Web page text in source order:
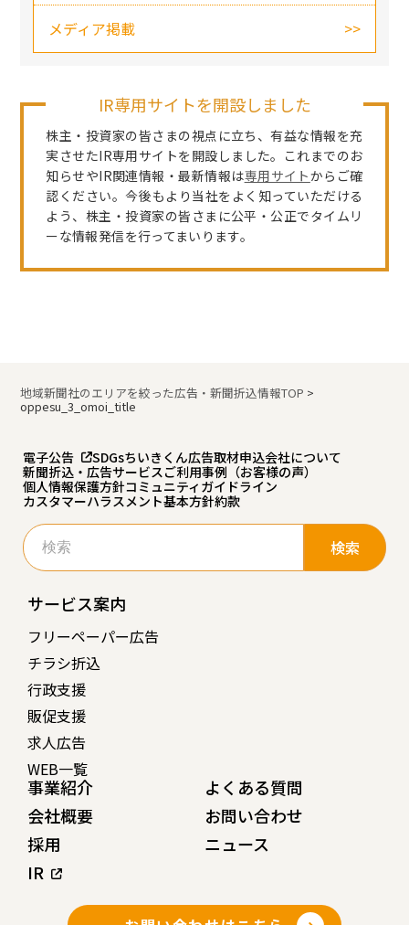
メディア掲載
IR専用サイトを開設しました
株主・投資家の皆さまの視点に立ち、有益な情報を充
実させたIR専用サイトを開設しました。これまでのお
知らせやIR関連情報・最新情報は専用サイトからご確
認ください。今後もより当社をよく知っていただける
よう、株主・投資家の皆さまに公平・公正でタイムリ
ーな情報発信を行ってまいります。
地域新聞社のエリアを絞った広告・新聞折込情報TOP >
oppesu_3_omoi_title
電子公告 SDGsちいきくん広告取材申込会社について
新聞折込・広告サービスご利用事例（お客様の声）
個人情報保護方針コミュニティガイドライン
カスタマーハラスメント基本方針約款
検
索:
サービス案内
フリーペーパー広告
チラシ折込
行政支援
販促支援
求人広告
WEB一覧
事業紹介
会社概要
採用
IR
よくある質問
お問い合わせ
ニュース